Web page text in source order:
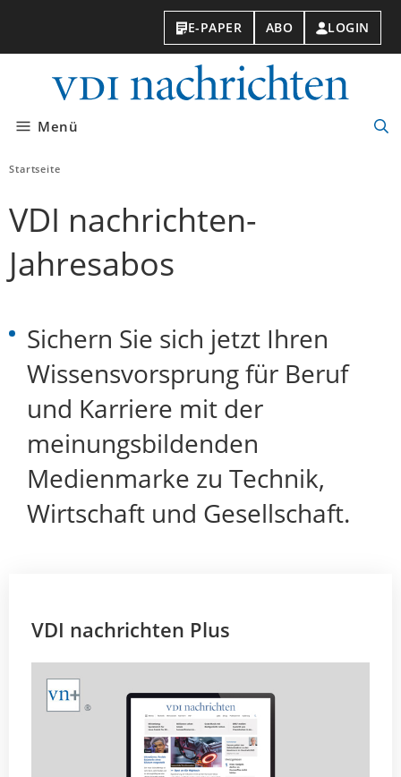
E-PAPER ABO LOGIN
Menü
Startseite
VDI nachrichten-
Jahresabos
Sichern Sie sich jetzt Ihren
Wissensvorsprung für Beruf
und Karriere mit der
meinungsbildenden
Medienmarke zu Technik,
Wirtschaft und Gesellschaft.
VDI nachrichten Plus